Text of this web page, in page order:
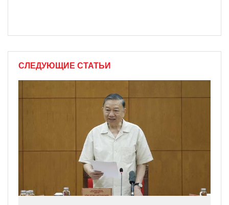
СЛЕДУЮЩИЕ СТАТЬИ